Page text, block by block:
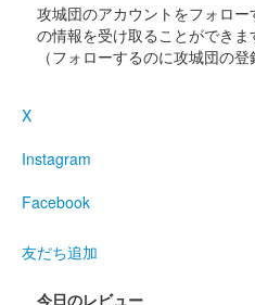
沼田城址 御城印
販売終了
沼田城址 御城印
販売終了
攻城団のアカウントをフォロ
の情報を受け取ることができま
（フォローするのに攻城団の登
X
Instagram
Facebook
友だち追加
今日のレビュー